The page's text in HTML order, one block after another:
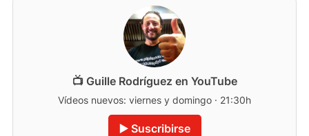
📺 Guille Rodríguez en YouTube
Vídeos nuevos: viernes y domingo · 21:30h
▶️ Suscribirse